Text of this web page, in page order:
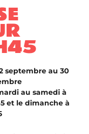
septembre au 30
au samedi à
et le dimanche à